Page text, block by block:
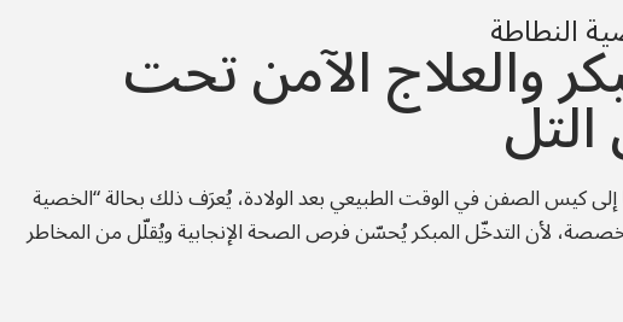
النطاطة
والعلاج الآمن تحت
إلى كيس الصفن في الوقت الطبيعي بعد الولادة، يُعرَف ذلك بحالة “الخصية
لأن التدخّل المبكر يُحسّن فرص الصحة الإنجابية ويُقلّل من المخاطر